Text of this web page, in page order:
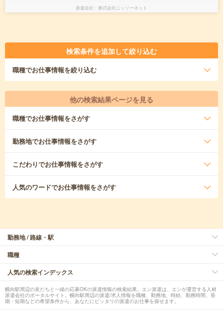
派遣会社 株式会社ニッソーネット
検索条件を追加して絞り込む
職種でお仕事情報を絞り込む
他の検索結果ページを見る
職種でお仕事情報をさがす
勤務地でお仕事情報をさがす
こだわりでお仕事情報をさがす
人気のワードでお仕事情報をさがす
勤務地 / 路線・駅
職種
人気の検索インデックス
幌向駅周辺の友だちと一緒の応募OKの派遣情報の検索結果。エン派遣は、エンが運営する人材
派遣会社のポータルサイト。幌向駅周辺の派遣/求人情報を職種、勤務地、時給、勤務時間、長
期・短期などの希望条件から、あなたにピッタリの派遣のお仕事を探せます。